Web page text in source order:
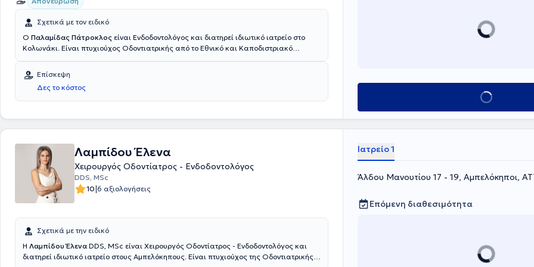
διαδικτυακά σεμινάρια (webinars) και ζωντανές επιδείξεις κλινικών περιστατικών
(live demonstrations). Τέλος, αξίζει να αναφερθεί ότι έχει πραγματοποιήσει πάνω
από 15000 επεμβάσεις σε πάνω από 10000 ασθενείς από το 2002 μέχρι και
σήμερα.
Σχετικά με τον ειδικό
Ο Παλαμίδας Πάτροκλος είναι Ενδοδοντολόγος και διατηρεί ιδιωτικό ιατρείο στο
Κολωνάκι. Είναι πτυχιούχος Οδοντιατρικής από το Εθνικό και Καποδιστριακό
University της Νέας Υόρκης. Μέλος της AAE (American Association of Endodontists).
Τέλος, διαθέτει πολυετή εμπειρία και κατάρτιση.
Επίσκεψη
Δες το κόστος
Κλείσε ραντεβού
Λαμπίδου Έλενα
Χειρουργός Οδοντίατρος - Ενδοδοντολόγος
DDS, MSc
10|6 αξιολογήσεις
Σχετικά με την ειδικό
Η Λαμπίδου Έλενα DDS, MSc είναι Χειρουργός Οδοντίατρος - Ενδοδοντολόγος και
διατηρεί ιδιωτικό ιατρείο στους Αμπελόκηπους. Είναι πτυχιούχος της Οδοντιατρικής
Ιατρείο 1
Άλδου Μανουτίου 17 - 19, Αμπελόκηποι,
Επόμενη διαθεσιμότητα